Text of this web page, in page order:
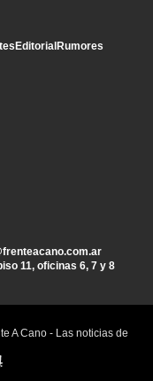
EditorialRumores
11, oficinas 6, 7 y 8
A Cano - Las noticias de